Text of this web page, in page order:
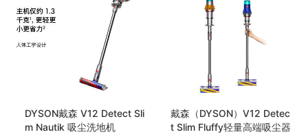
DYSON戴森 V12 Detect Sli
m Nautik 吸尘洗地机
戴森（DYSON）V12 Detec
t Slim Fluffy轻量高端吸尘器